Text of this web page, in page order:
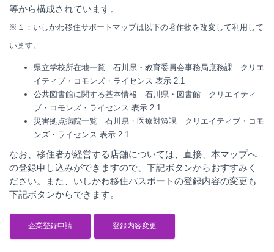
等から構成されています。
※１：いしかわ移住サポートマップは以下の著作物を改変して利用して
います。
県立学校所在地一覧 石川県・教育委員会事務局庶務課 クリエ
イティブ・コモンズ・ライセンス 表示 2.1
公共図書館に関する基本情報 石川県・図書館 クリエイティ
ブ・コモンズ・ライセンス 表示 2.1
災害拠点病院一覧 石川県・医療対策課 クリエイティブ・コモ
ンズ・ライセンス 表示 2.1
なお、移住者が経営する店舗については、直接、本マップへ
の登録申し込みができますので、下記ボタンからおすすみく
ださい。また、いしかわ移住パスポートの登録内容の変更も
下記ボタンからできます。
企業登録申請 登録内容変更